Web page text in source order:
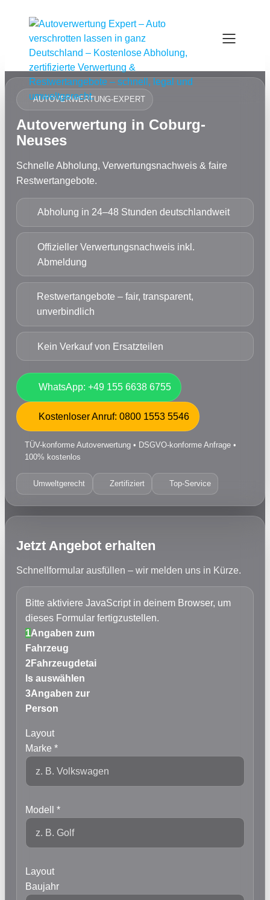
AUTOVERWERTUNG-EXPERT
Autoverwertung in Coburg-
Neuses
Schnelle Abholung, Verwertungsnachweis & faire
Restwertangebote.
Abholung in 24–48 Stunden deutschlandweit
Offizieller Verwertungsnachweis inkl.
Abmeldung
Restwertangebote – fair, transparent,
unverbindlich
Kein Verkauf von Ersatzteilen
WhatsApp: +49 155 6638 6755
Kostenloser Anruf: 0800 1553 5546
TÜV-konforme Autoverwertung • DSGVO-konforme Anfrage •
100% kostenlos
Umweltgerecht Zertifiziert Top-Service
Jetzt Angebot erhalten
Schnellformular ausfüllen – wir melden uns in Kürze.
Bitte aktiviere JavaScript in deinem Browser, um
dieses Formular fertigzustellen.
1Angaben zum
Fahrzeug
2Fahrzeugdetai
ls auswählen
3Angaben zur
Person
Layout
Marke *
Modell *
Layout
Baujahr